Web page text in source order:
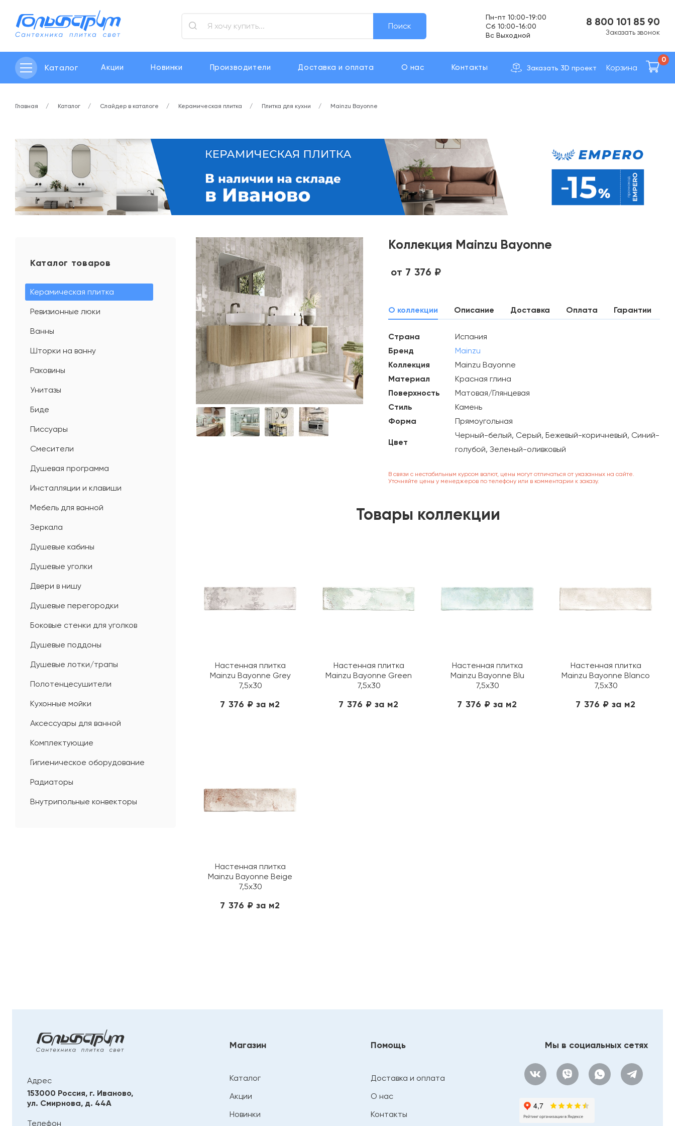
Поиск
Пн-пт 10:00-19:00
Cб 10:00-16:00
Вс Выходной
8 800 101 85 90
Заказать звонок
Каталог Акции Новинки Производители Доставка и оплата О нас Контакты Заказать 3D проект Корзина
0
Главная Каталог Слайдер в каталоге Керамическая плитка Плитка для кухни Mainzu Bayonne
Каталог товаров
Керамическая плитка
Ревизионные люки
Ванны
Шторки на ванну
Раковины
Унитазы
Биде
Писсуары
Смесители
Душевая программа
Инсталляции и клавиши
Мебель для ванной
Зеркала
Душевые кабины
Душевые уголки
Двери в нишу
Душевые перегородки
Боковые стенки для уголков
Душевые поддоны
Душевые лотки/трапы
Полотенцесушители
Кухонные мойки
Аксессуары для ванной
Комплектующие
Гигиеническое оборудование
Радиаторы
Внутрипольные конвекторы
Коллекция Mainzu Bayonne
от 7 376 ₽
О коллекции Описание Доставка Оплата Гарантии
Страна
Испания
Бренд
Mainzu
Коллекция
Mainzu Bayonne
Материал
Красная глина
Поверхность
Матовая/Глянцевая
Стиль
Камень
Форма
Прямоугольная
Цвет
Черный-белый, Серый, Бежевый-коричневый, Синий-
голубой, Зеленый-оливковый
В связи с нестабильным курсом валют, цены могут отличаться от указанных на сайте.
Уточняйте цены у менеджеров по телефону или в комментарии к заказу.
Товары коллекции
Настенная плитка
Mainzu Bayonne Grey
7,5х30
7 376 ₽ за м2
Настенная плитка
Mainzu Bayonne Green
7,5х30
7 376 ₽ за м2
Настенная плитка
Mainzu Bayonne Blu
7,5х30
7 376 ₽ за м2
Настенная плитка
Mainzu Bayonne Blanco
7,5х30
7 376 ₽ за м2
Настенная плитка
Mainzu Bayonne Beige
7,5х30
7 376 ₽ за м2
Адрес
153000 Россия, г. Иваново,
ул. Смирнова, д. 44А
Телефон
Магазин
Каталог
Акции
Новинки
Помощь
Доставка и оплата
О нас
Контакты
Мы в социальных сетях